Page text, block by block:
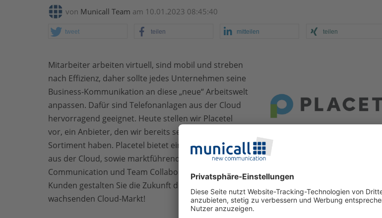
von Municall Team am 10.01.2023 08:45:40
tweet teilen mitteilen teilen
Mitarbeiter arbeiten virtuell, sind mobil und streben
nach Effizienz, daher sollte jedes Unternehmen seine
Business-Kommunikation an diese „neue“ Arbeitswelt
anpassen. Dafür sind Telefonanlagen aus der Cloud
hervorragend geeignet. Heute stellen wir Placetel
vor, ein Anbieter, den wir bereits seit 2017 im
Sortiment haben. Placetel bietet eine Telefonanlage
aus der Cloud, sowie marktführende Unified
Communication und Team Collaboration-Produkte. Mit dem Einsatz von Placetel bei Ihren
Kunden gestalten Sie die Zukunft der Business-Kommunikation aktiv und profitieren vom
wachsenden Cloud-Markt!